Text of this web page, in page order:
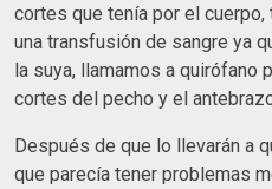
cortes que tenía por el
una transfusión de sangre ya
la suya, llamamos a quirófano
cortes del pecho y el
Después de que lo llevarán a
que parecía tener problemas